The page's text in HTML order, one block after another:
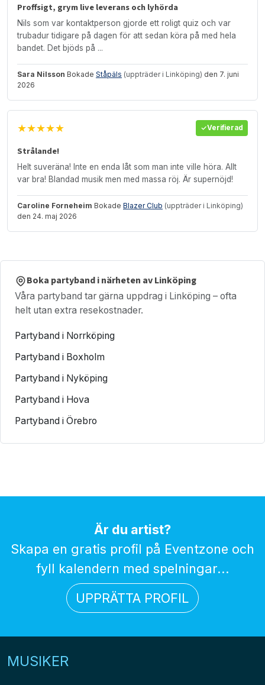
Proffsigt, grym live leverans och lyhörda
Nils som var kontaktperson gjorde ett roligt quiz och var
trubadur tidigare på dagen för att sedan köra på med hela
bandet. Det bjöds på ...
Sara Nilsson Bokade Ståpäls (uppträder i Linköping) den 7. juni
2026
★★★★★ Verifierad
Strålande!
Helt suveräna! Inte en enda låt som man inte ville höra. Allt
var bra! Blandad musik men med massa röj. Är supernöjd!
Caroline Forneheim Bokade Blazer Club (uppträder i Linköping)
den 24. maj 2026
Boka partyband i närheten av Linköping
Våra partyband tar gärna uppdrag i Linköping – ofta
helt utan extra resekostnader.
Partyband i Norrköping
Partyband i Boxholm
Partyband i Nyköping
Partyband i Hova
Partyband i Örebro
Är du artist?
Skapa en gratis profil på Eventzone och
fyll kalendern med spelningar...
UPPRÄTTA PROFIL
MUSIKER